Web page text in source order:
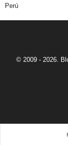
Perú
© 2009 - 2026.